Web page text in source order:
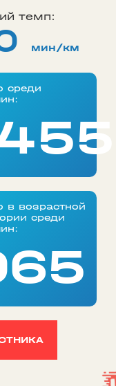
темп:
мин/км
среди
в возрастной
среди